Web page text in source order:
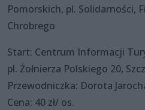
Pomorskich, pl. Solidarności,
Chrobrego
Start: Centrum Informacji
pl. Żołnierza Polskiego 20,
Przewodniczka: Dorota
Cena: 40 zł/ os.